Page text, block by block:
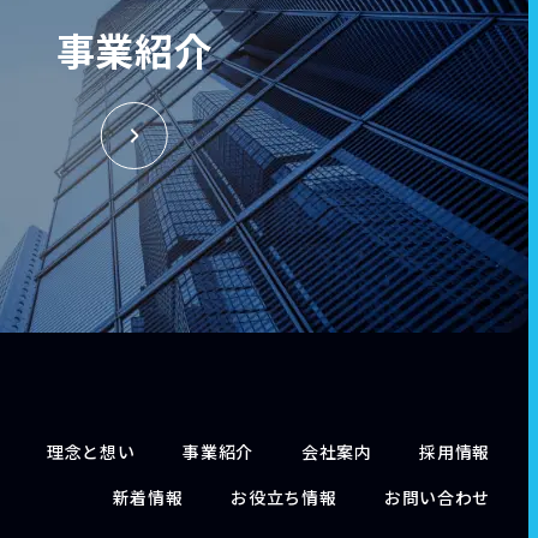
事業紹介
理念と想い 事業紹介 会社案内
採用情報
新着情報
お役立ち情報 お問い合わせ